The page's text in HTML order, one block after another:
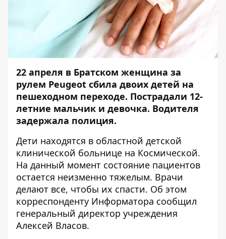
22 апреля в Братском женщина за
рулем Peugeot сбила двоих детей на
пешеходном переходе. Пострадали 12-
летние мальчик и девочка. Водителя
задержала полиция.
Дети находятся в областной детской
клинической больнице на Космической.
На данный момент состояние пациентов
остается неизменно тяжелым. Врачи
делают все, чтобы их спасти. Об этом
корреспонденту Информатора сообщил
генеральный директор учреждения
Алексей Власов.